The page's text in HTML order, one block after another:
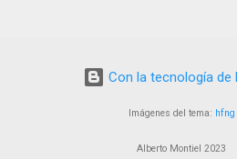
Con la tecnología de
Imágenes del tema: hfng
Alberto Montiel 2023